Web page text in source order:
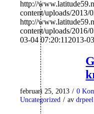
http://
content/uploads/2013/
http://
content/uploads/2016/
03-04 07:20:11 2013-
februari 25, 2013 / 0
Uncategorized / avdrpeel